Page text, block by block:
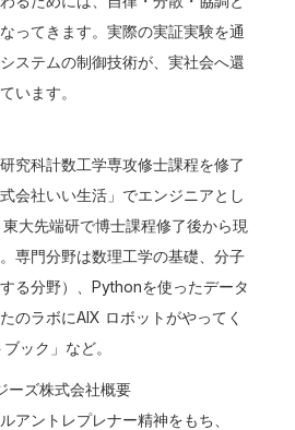
ってきます。実際の実証実験を通
ステムの制御技術が、実社会へ還
います。
究科計数工学専攻修士課程を修了
会社いい生活」でエンジニアとし
大先端研で博士課程修了後から現
専門分野は数理工学の基礎、分子
る分野）、Pythonを使ったデータ
のラボにAIX ロボットがやってく
ック」など。
ーズ株式会社概要
アントレプレナー精神をもち、